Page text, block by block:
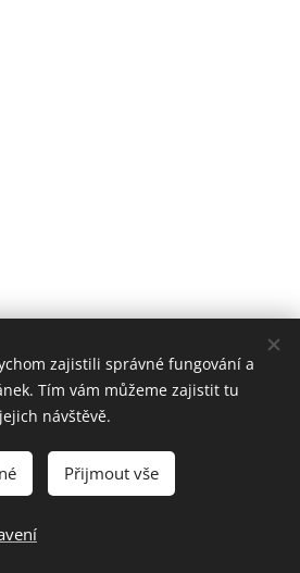
Všechna práva vyhrazena.
453 977
zajistili správné fungování a
Tím vám můžeme zajistit tu
návštěvě.
Přijmout vše